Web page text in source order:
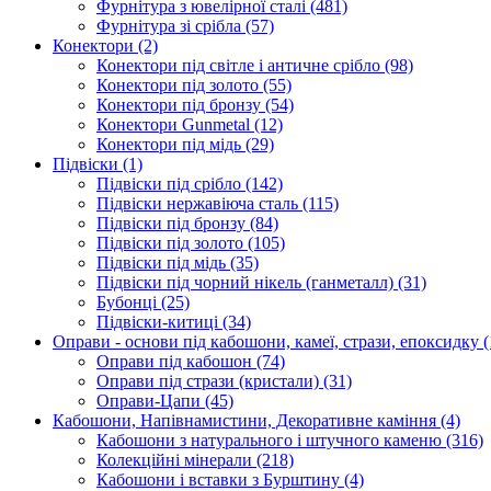
Фурнітура з ювелірної сталі (481)
Фурнітура зі срібла (57)
Конектори (2)
Конектори під світле і античне срібло (98)
Конектори під золото (55)
Конектори під бронзу (54)
Конектори Gunmetal (12)
Конектори під мідь (29)
Підвіски (1)
Підвіски під срібло (142)
Підвіски нержавіюча сталь (115)
Підвіски під бронзу (84)
Підвіски під золото (105)
Підвіски під мідь (35)
Підвіски під чорний нікель (ганметалл) (31)
Бубонці (25)
Підвіски-китиці (34)
Оправи - основи під кабошони, камеї, стрази, епоксидку
Оправи під кабошон (74)
Оправи під стрази (кристали) (31)
Оправи-Цапи (45)
Кабошони, Напівнамистини, Декоративне каміння (4)
Кабошони з натурального і штучного каменю (316)
Колекційні мінерали (218)
Кабошони і вставки з Бурштину (4)